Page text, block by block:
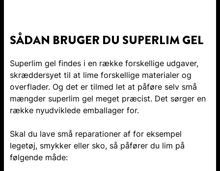
SÅDAN BRUGER DU SUPERLIM GEL
Superlim gel findes i en række forskellige udgaver,
skræddersyet til at lime forskellige materialer og
overflader. Og det er tilmed let at påføre selv små
mængder superlim gel meget præcist. Det sørger en
række nyudviklede emballager for.
Skal du lave små reparationer af for eksempel
legetøj, smykker eller sko, så påfører du lim på
følgende måde: